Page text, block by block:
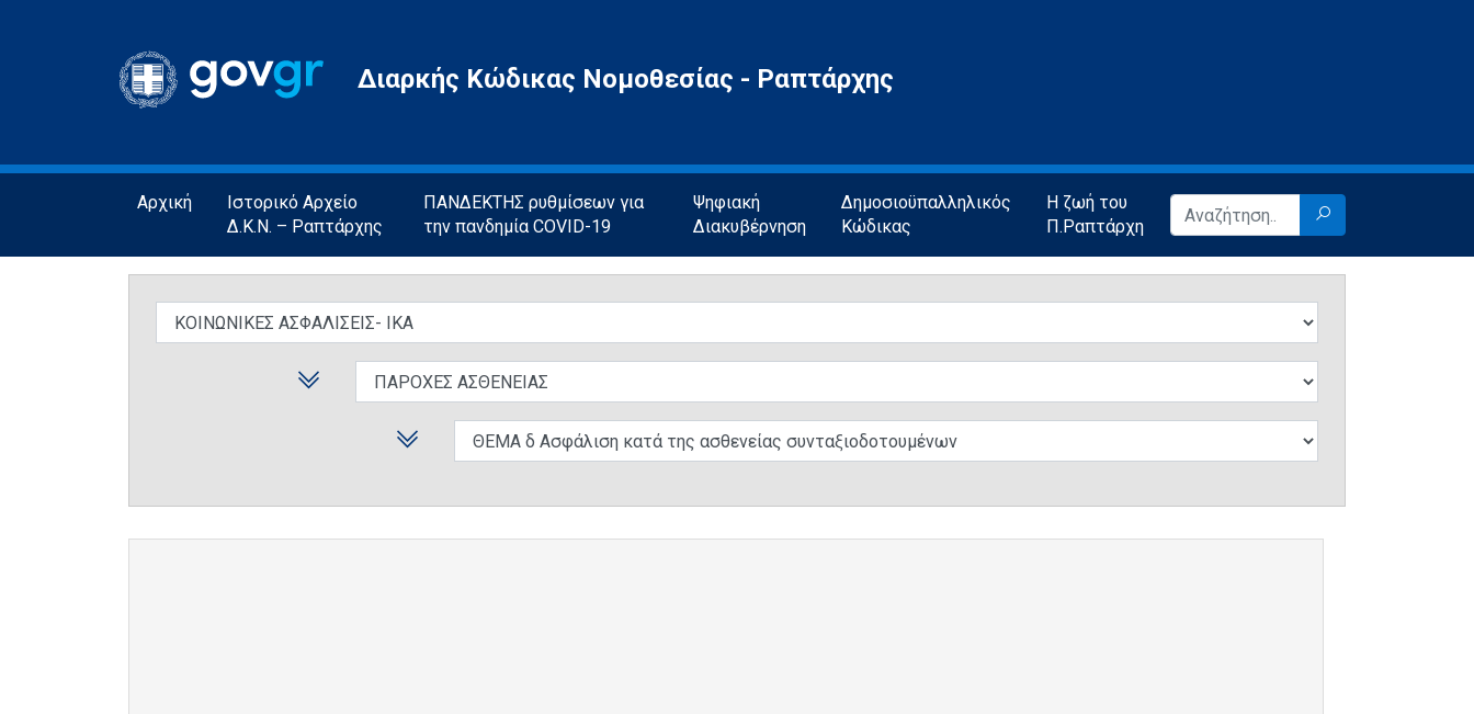
Gov.gr
Διαρκής Κώδικας Νομοθεσίας - Ραπτάρχης
Αρχική
Ιστορικό Αρχείο
Δ.Κ.Ν. – Ραπτάρχης
ΠΑΝΔΕΚΤΗΣ ρυθμίσεων για
την πανδημία COVID-19
Ψηφιακή
Διακυβέρνηση
Δημοσιοϋπαλληλικός
Κώδικας
Η ζωή του
Π.Ραπτάρχη